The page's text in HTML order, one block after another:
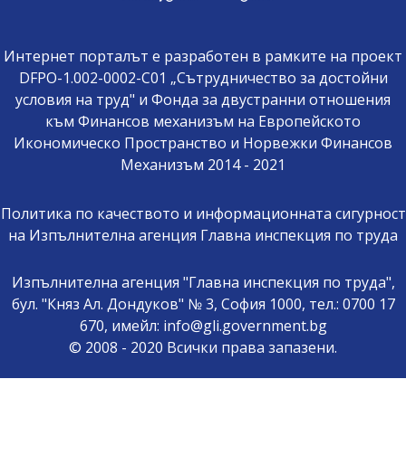
Интернет порталът е разработен в рамките на проект
DFPO-1.002-0002-C01 „Сътрудничество за достойни
условия на труд" и Фонда за двустранни отношения
към Финансов механизъм на Европейското
Икономическо Пространство и Норвежки Финансов
Механизъм 2014 - 2021
Политика по качеството и информационната сигурност
на Изпълнителна агенция Главна инспекция по труда
Изпълнителна агенция "Главна инспекция по труда",
бул. "Княз Ал. Дондуков" № 3, София 1000, тел.: 0700 17
670, имейл: info@gli.government.bg
© 2008 - 2020 Всички права запазени.